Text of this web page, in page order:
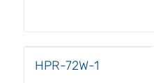
HPR-72W-1